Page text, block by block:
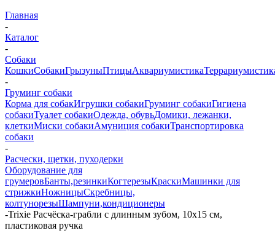
Главная
-
Каталог
-
Собаки
КошкиСобакиГрызуныПтицыАквариумистика
-
Груминг собаки
Корма для собакИгрушки собакиГруминг собакиГигиена
собакиТуалет собакиОдежда, обувьДомики, лежанки,
клеткиМиски собакиАмуниция собакиТранспортировка
собаки
-
Расчески, щетки, пуходерки
Оборудование для
грумеровБанты,резинкиКогтерезыКраскиМашинки для
стрижкиНожницыСкребницы,
колтунорезыШампуни,кондиционеры
-Trixie Расчёска-грабли с длинным зубом, 10х15 см,
пластиковая ручка